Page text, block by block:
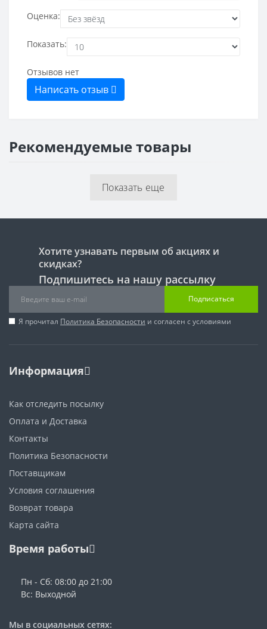
Оценка:
Показать:
Отзывов нет
Написать отзыв
Рекомендуемые товары
Показать еще
Хотите узнавать первым об акциях и
скидках?
Подпишитесь на нашу рассылку
Подписаться
Я прочитал Политика Безопасности и согласен с условиями
Информация
Как отследить посылку
Оплата и Доставка
Контакты
Политика Безопасности
Поставщикам
Условия соглашения
Возврат товара
Карта сайта
Время работы
Пн - Сб: 08:00 до 21:00
Вс: Выходной
Мы в социальных сетях: